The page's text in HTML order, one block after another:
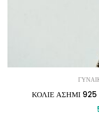
ΚΟΛΙΕ ΑΣΗΜΙ 925